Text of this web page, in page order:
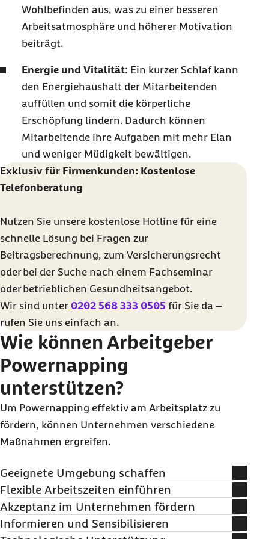
Wohlbefinden aus, was zu einer besseren
Arbeitsatmosphäre und höherer Motivation
beiträgt.
Energie und Vitalität: Ein kurzer Schlaf kann
den Energiehaushalt der Mitarbeitenden
auffüllen und somit die körperliche
Erschöpfung lindern. Dadurch können
Mitarbeitende ihre Aufgaben mit mehr Elan
und weniger Müdigkeit bewältigen.
Exklusiv für Firmenkunden: Kostenlose
Telefonberatung
Nutzen Sie unsere kostenlose Hotline für eine
schnelle Lösung bei Fragen zur
Beitragsberechnung, zum Versicherungsrecht
oder bei der Suche nach einem Fachseminar
oder betrieblichen Gesundheitsangebot.
Wir sind unter 0202 568 333 0505 für Sie da –
rufen Sie uns einfach an.
Wie können Arbeitgeber
Powernapping
unterstützen?
Um Powernapping effektiv am Arbeitsplatz zu
fördern, können Unternehmen verschiedene
Maßnahmen ergreifen.
Geeignete Umgebung schaffen
Grundsätzlich braucht es weder einen bestimmten
Ort noch irgendwelches Zubehör für ein kurzes
Schläfchen. Bieten Sie Ihren Mitarbeitenden einen
Flexible Arbeitszeiten einführen
Wenn Sie flexible Arbeitszeiten wieGleitzeitoder Pausenmodelle
einführen, können Angestellte selbst entscheiden, wann sie eine
kurze Pause einlegen und einen Powernap machen möchten, ohne
Akzeptanz im Unternehmen fördern
Für eine erfolgreiche Umsetzung ist eineUnternehmenskultur
die regelmäßige Pausen unterstützt, essenziell. Denn ein häufiges
Informieren und Sensibilisieren